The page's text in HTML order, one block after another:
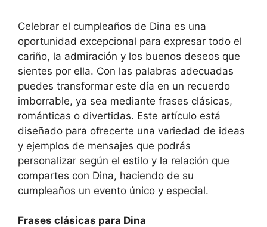
Celebrar el cumpleaños de Dina es una
oportunidad excepcional para expresar todo el
cariño, la admiración y los buenos deseos que
sientes por ella. Con las palabras adecuadas
puedes transformar este día en un recuerdo
imborrable, ya sea mediante frases clásicas,
románticas o divertidas. Este artículo está
diseñado para ofrecerte una variedad de ideas
y ejemplos de mensajes que podrás
personalizar según el estilo y la relación que
compartes con Dina, haciendo de su
cumpleaños un evento único y especial.
Frases clásicas para Dina